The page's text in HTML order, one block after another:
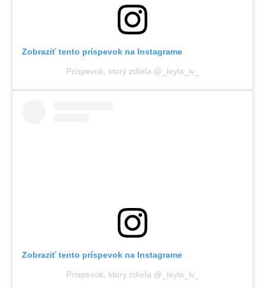
Zobraziť tento príspevok na Instagrame
Príspevok, ktorý zdieľa @_leyla_lv_
Zobraziť tento príspevok na Instagrame
Príspevok, ktorý zdieľa @_leyla_lv_